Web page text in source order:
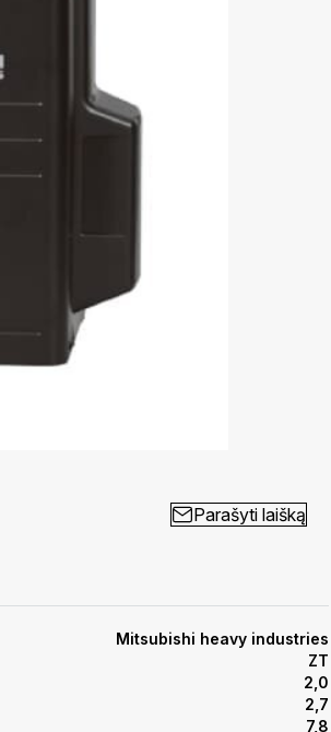
Parašyti laišką
Mitsubishi heavy industries
ZT
2,0
2,7
7,8